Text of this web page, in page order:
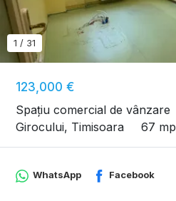
123,000 €
Spațiu comercial de vânzare
Girocului, Timisoara
67 mp
1 / 31
WhatsApp Facebook